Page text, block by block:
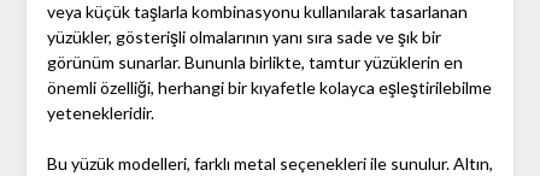
veya küçük taşlarla kombinasyonu kullanılarak tasarlanan
yüzükler, gösterişli olmalarının yanı sıra sade ve şık bir
görünüm sunarlar. Bununla birlikte, tamtur yüzüklerin en
önemli özelliği, herhangi bir kıyafetle kolayca eşleştirilebilme
yetenekleridir.
Bu yüzük modelleri, farklı metal seçenekleri ile sunulur. Altın,